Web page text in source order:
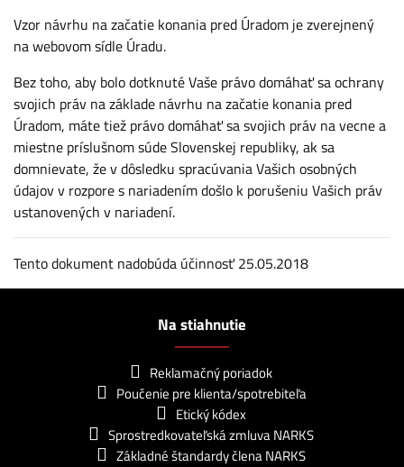
Vzor návrhu na začatie konania pred Úradom je zverejnený
na webovom sídle Úradu.
Bez toho, aby bolo dotknuté Vaše právo domáhať sa ochrany
svojich práv na základe návrhu na začatie konania pred
Úradom, máte tiež právo domáhať sa svojich práv na vecne a
miestne príslušnom súde Slovenskej republiky, ak sa
domnievate, že v dôsledku spracúvania Vašich osobných
údajov v rozpore s nariadením došlo k porušeniu Vašich práv
ustanovených v nariadení.
Tento dokument nadobúda účinnosť 25.05.2018
Na stiahnutie
Reklamačný poriadok
Poučenie pre klienta/spotrebiteľa
Etický kódex
Sprostredkovateľská zmluva NARKS
Základné štandardy člena NARKS